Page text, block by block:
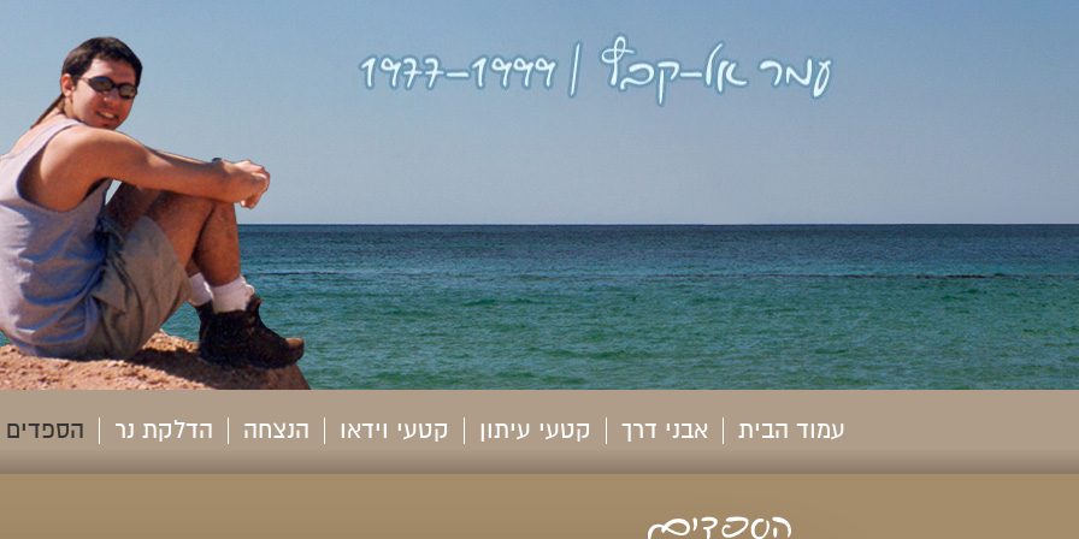
עמוד הבית אבני דרך קטעי עיתון קטעי וידאו הנצחה הדלקת נר הספדים